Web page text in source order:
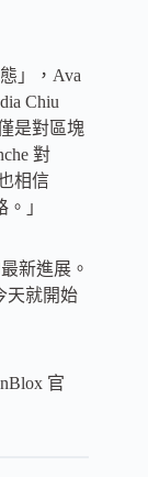
」，Ava
Chiu
是對區塊
對
相信
」
新進展。
天就開始
官